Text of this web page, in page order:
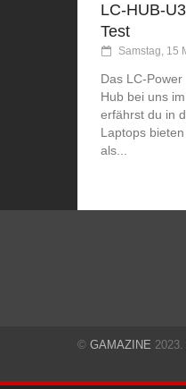
LC-HUB-
Test
Samstag, 15
Das LC-
Hub bei uns
erfährst du in
Laptops
als...
© GAMAZINE